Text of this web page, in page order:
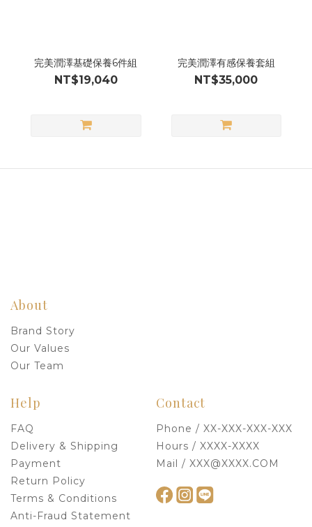
完美潤澤基礎保養6件組
NT$19,040
完美潤澤有感保養套組
NT$35,000
About
Brand Story
Our Values
Our Team
Help
FAQ
Delivery & Shipping
Payment
Return Policy
Terms & Conditions
Anti-Fraud Statement
Contact
Phone / XX-XXX-XXX-XXX
Hours / XXXX-XXXX
Mail / XXX@XXXX.COM